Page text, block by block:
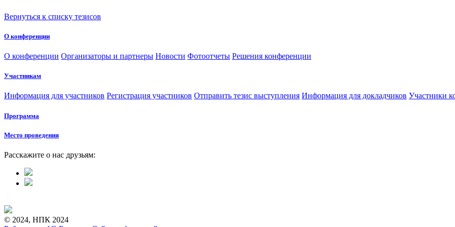
Вернуться к списку тезисов
О конференции
О конференции Организаторы и партнеры Новости Фотоотчеты Решения конференции
Участникам
Информация для участников Регистрация участников Отправить тезис выступления Информация для докладчиков Участники
Программа
Место проведения
Расскажите о нас друзьям:
© 2024, НПК 2024